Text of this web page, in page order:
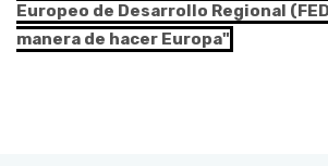
Europeo de Desarrollo Regional
manera de hacer Europa"